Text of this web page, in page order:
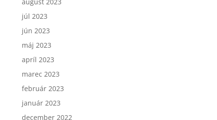
júl 2023
jún 2023
máj 2023
apríl 2023
marec 2023
február 2023
január 2023
december 2022